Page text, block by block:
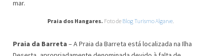
mar.
Praia dos Hangares. Foto de Blog Turismo Algarve
Praia da Barreta – A Praia da Barreta está localizada na Ilha